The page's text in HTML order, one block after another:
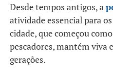
Desde tempos antigos, a
atividade essencial para
cidade, que começou
pescadores, mantém viva
gerações.